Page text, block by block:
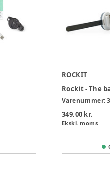
ROCKIT
Rockit - The
Varenummer:
349,00 kr.
Ekskl. moms